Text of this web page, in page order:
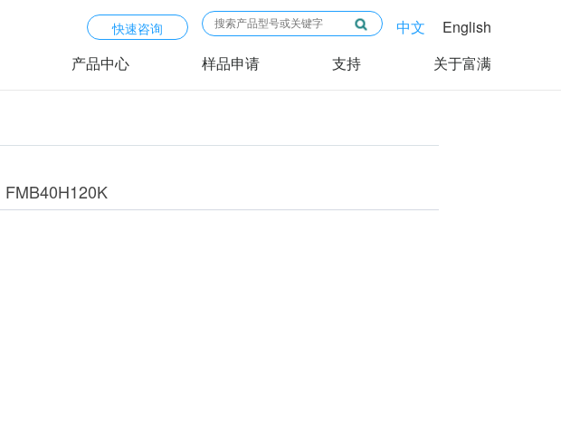
快速咨询 中文
English
产品中心 样品申请 支持 关于富满
FMB40H120K